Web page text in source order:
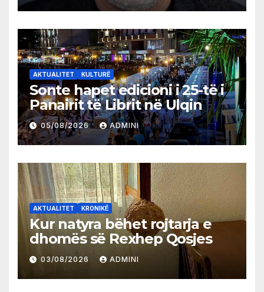
AKTUALITET KULTURË
Sonte hapet edicioni i 25-të i
Panairit të Librit në Ulqin
05/08/2026 ADMINI
AKTUALITET KRONIKË
Kur natyra bëhet rojtarja e
dhomës së Rexhep Qosjes
03/08/2026 ADMINI